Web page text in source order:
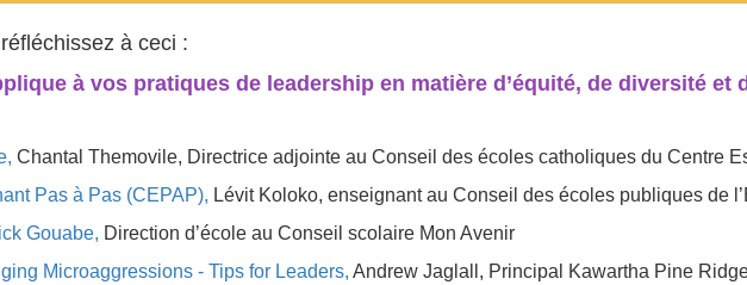
à ceci :
à vos pratiques de leadership en matière d’équité, de diversité et
, Chantal Themovile, Directrice adjointe au Conseil des écoles catholiques du Centre
Pas à Pas (CEPAP), Lévit Koloko, enseignant au Conseil des écoles publiques de
Gouabe, Direction d’école au Conseil scolaire Mon Avenir
Microaggressions - Tips for Leaders, Andrew Jaglall, Principal Kawartha Pine